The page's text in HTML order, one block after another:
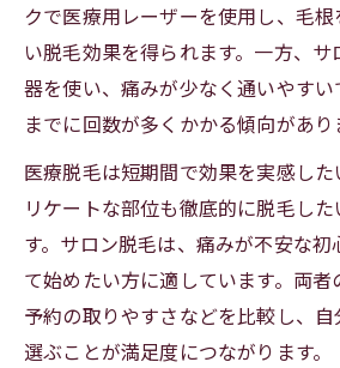
クで医療用レーザーを使用し、毛
い脱毛効果を得られます。一方、
器を使い、痛みが少なく通いやす
までに回数が多くかかる傾向があり
医療脱毛は短期間で効果を実感し
リケートな部位も徹底的に脱毛し
す。サロン脱毛は、痛みが不安な
て始めたい方に適しています。両者
予約の取りやすさなどを比較し、
選ぶことが満足度につながります。